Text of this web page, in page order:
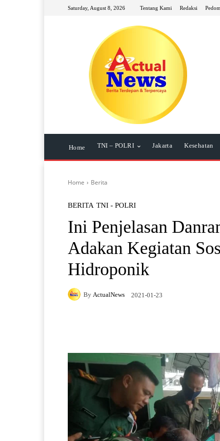
Saturday, August 8, 2026 Tentang Kami Redaksi
Home TNI – POLRI Jakarta Kesehatan
Home Berita
BERITA TNI - POLRI
Ini Penjelasan
Adakan Kegiatan
Hidroponik
By ActualNews 2021-01-23